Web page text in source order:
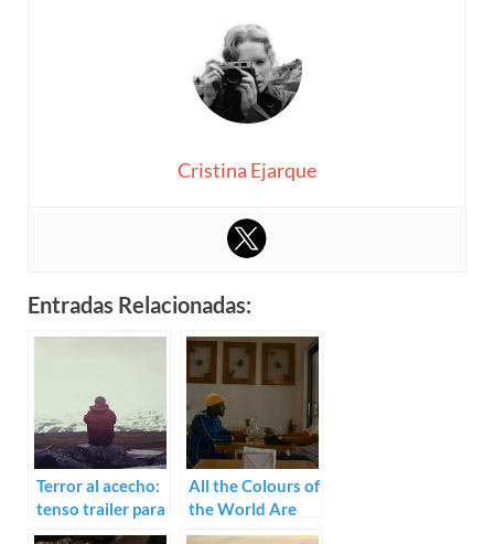
Cristina Ejarque
Entradas Relacionadas:
Terror al acecho:
tenso trailer para
Rift
All the Colours of
the World Are
Between Black